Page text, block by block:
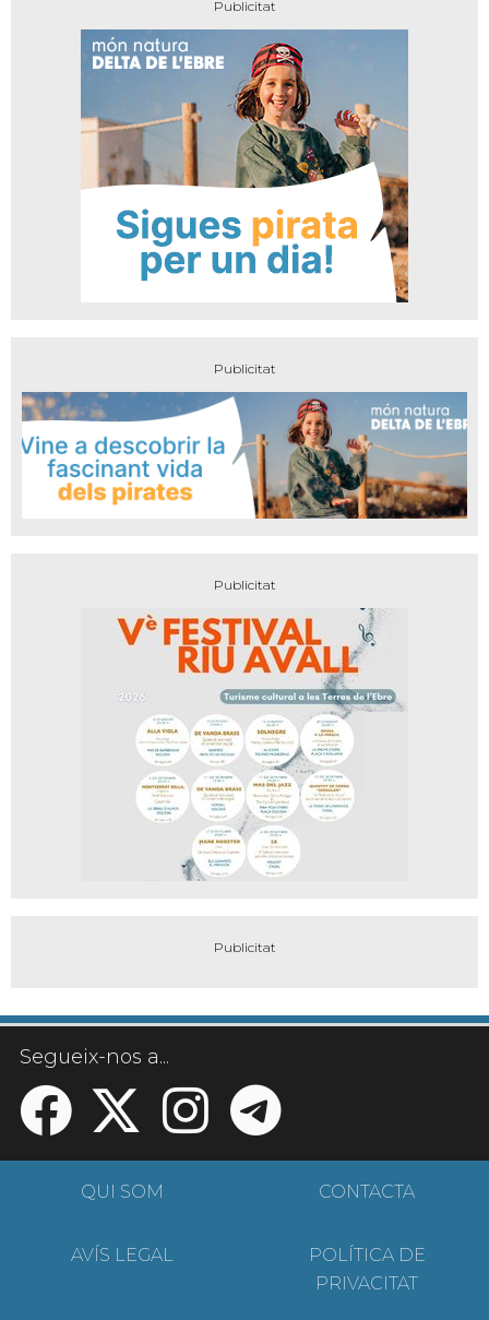
Segueix-nos a...
QUI SOM CONTACTA
AVÍS LEGAL
POLÍTICA DE
PRIVACITAT